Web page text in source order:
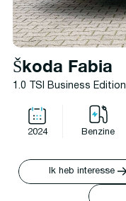
Škoda Fabia
1.0 TSI Business Edition
2024 Benzine
Ik heb interesse